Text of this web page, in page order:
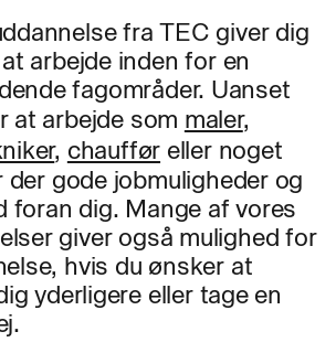
fra TEC giver dig
arbejde inden for en
fagområder. Uanset
at arbejde som maler,
, chauffør eller noget
der gode jobmuligheder og
foran dig. Mange af vores
giver også mulighed for
hvis du ønsker at
yderligere eller tage en